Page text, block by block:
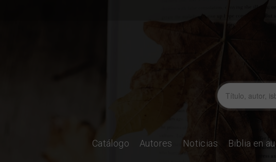
Catálogo Autores Noticias Biblia en